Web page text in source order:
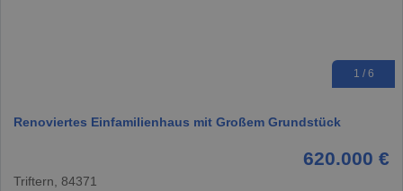
1 / 6
Renoviertes Einfamilienhaus mit Großem Grundstück
620.000 €
Triftern, 84371